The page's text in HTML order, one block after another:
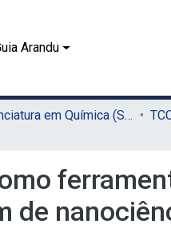
Arandu
Licenciatura em Química (Sede)
de